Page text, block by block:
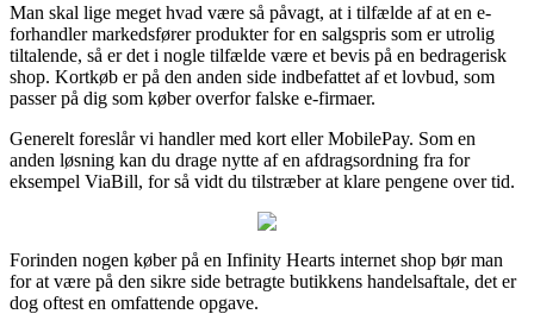
Man skal lige meget hvad være så påvagt, at i tilfælde af at en e-
forhandler markedsfører produkter for en salgspris som er utrolig
tiltalende, så er det i nogle tilfælde være et bevis på en bedragerisk
shop. Kortkøb er på den anden side indbefattet af et lovbud, som
passer på dig som køber overfor falske e-firmaer.
Generelt foreslår vi handler med kort eller MobilePay. Som en
anden løsning kan du drage nytte af en afdragsordning fra for
eksempel ViaBill, for så vidt du tilstræber at klare pengene over tid.
Forinden nogen køber på en Infinity Hearts internet shop bør man
for at være på den sikre side betragte butikkens handelsaftale, det er
dog oftest en omfattende opgave.